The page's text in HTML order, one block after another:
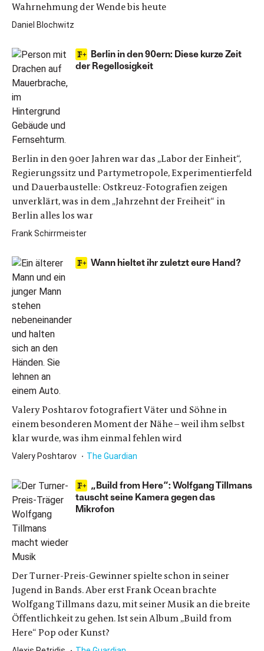
Wahrnehmung der Wende bis heute
Daniel Blochwitz
Berlin in den 90ern: Diese kurze Zeit
der Regellosigkeit
Berlin in den 90er Jahren war das „Labor der Einheit“,
Regierungssitz und Partymetropole, Experimentierfeld
und Dauerbaustelle: Ostkreuz-Fotografien zeigen
unverklärt, was in dem „Jahrzehnt der Freiheit“ in
Berlin alles los war
Frank Schirrmeister
Wann hieltet ihr zuletzt eure Hand?
Valery Poshtarov fotografiert Väter und Söhne in
einem besonderen Moment der Nähe – weil ihm selbst
klar wurde, was ihm einmal fehlen wird
Valery Poshtarov The Guardian
„Build from Here“: Wolfgang Tillmans
tauscht seine Kamera gegen das
Mikrofon
Der Turner-Preis-Gewinner spielte schon in seiner
Jugend in Bands. Aber erst Frank Ocean brachte
Wolfgang Tillmans dazu, mit seiner Musik an die breite
Öffentlichkeit zu gehen. Ist sein Album „Build from
Here“ Pop oder Kunst?